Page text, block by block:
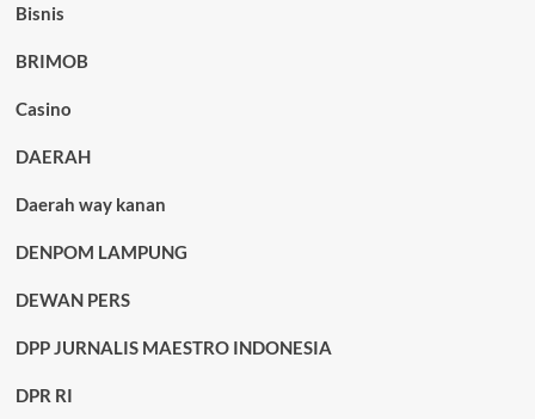
Bisnis
BRIMOB
Casino
DAERAH
Daerah way kanan
DENPOM LAMPUNG
DEWAN PERS
DPP JURNALIS MAESTRO INDONESIA
DPR RI